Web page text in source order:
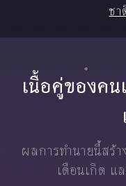
ชา
เนื้อคู่ของค
ผลการทำนายนี้สร้
เดือนเกิด แ